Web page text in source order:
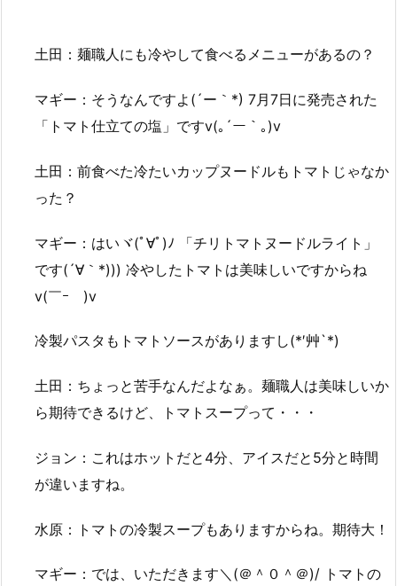
土田：麺職人にも冷やして食べるメニューがあるの？
マギー：そうなんですよ(´ー｀*) 7月7日に発売された
「トマト仕立ての塩」ですv(｡´ー｀｡)v
土田：前食べた冷たいカップヌードルもトマトじゃなか
った？
マギー：はいヾ(ﾟ∀ﾟ)ﾉ 「チリトマトヌードルライト」
です(´∀｀*))) 冷やしたトマトは美味しいですからね
v(￣ｰ￣)v
冷製パスタもトマトソースがありますし(*′艸`*)
土田：ちょっと苦手なんだよなぁ。麺職人は美味しいか
ら期待できるけど、トマトスープって・・・
ジョン：これはホットだと4分、アイスだと5分と時間
が違いますね。
水原：トマトの冷製スープもありますからね。期待大！
マギー：では、いただきます＼(＠＾０＾＠)/ トマトの